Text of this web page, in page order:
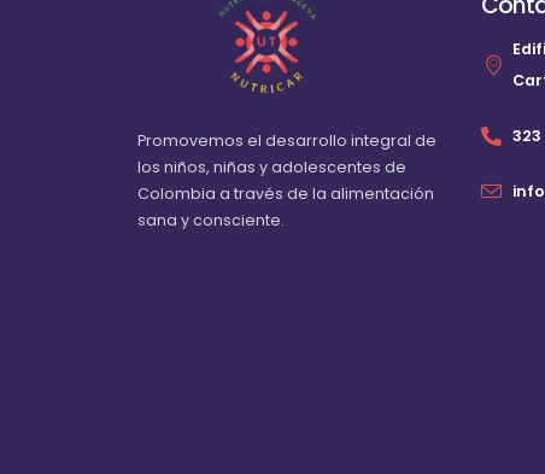
Promovemos el desarrollo integral de
los niños, niñas y adolescentes de
Colombia a través de la alimentación
sana y consciente.
323